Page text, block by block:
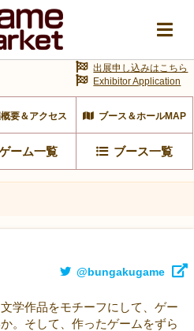
要＆アクセス ブース＆ホールMAP
ーム一覧 ブース一覧
出展申し込みはこちら
Exhibitor Application
@bungakugame
学作品をモチーフにして、ゲー
。そして、作ったゲームをずら